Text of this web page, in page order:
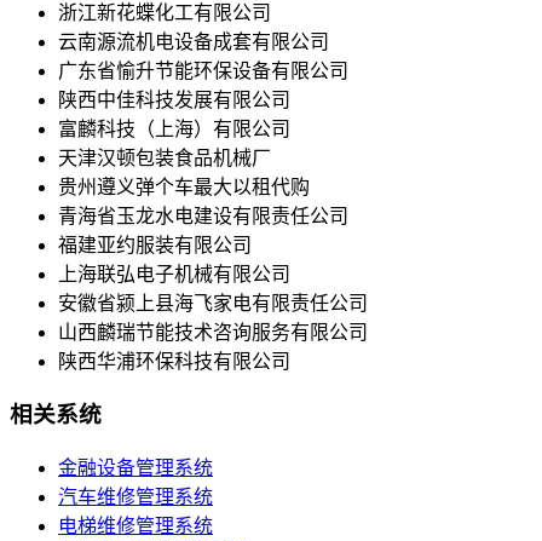
浙江新花蝶化工有限公司
云南源流机电设备成套有限公司
广东省愉升节能环保设备有限公司
陕西中佳科技发展有限公司
富麟科技（上海）有限公司
天津汉顿包装食品机械厂
贵州遵义弹个车最大以租代购
青海省玉龙水电建设有限责任公司
福建亚约服装有限公司
上海联弘电子机械有限公司
安徽省颍上县海飞家电有限责任公司
山西麟瑞节能技术咨询服务有限公司
陕西华浦环保科技有限公司
相关系统
金融设备管理系统
汽车维修管理系统
电梯维修管理系统